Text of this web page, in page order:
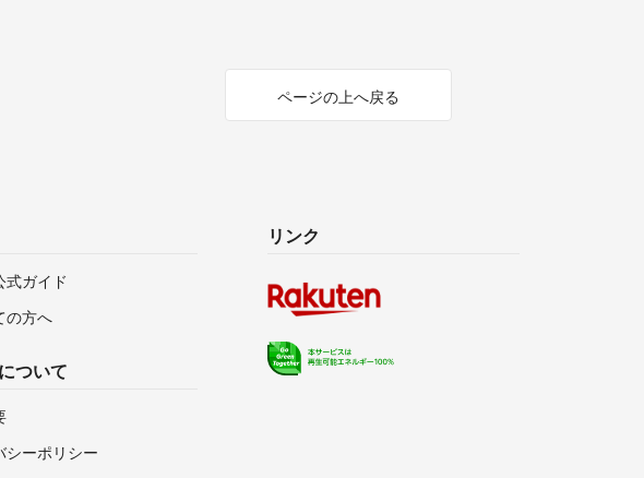
ページの上へ戻る
式ガイド
の方へ
ついて
シーポリシー
リンク